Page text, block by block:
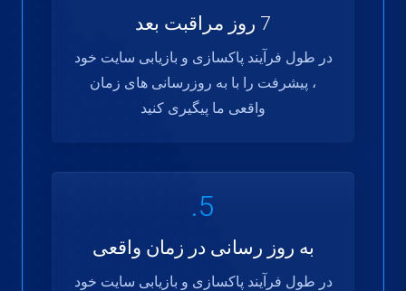
7 روز مراقبت بعد
در طول فرآیند پاکسازی و بازیابی سایت خود
، پیشرفت را با به روزرسانی های زمان
واقعی ما پیگیری کنید
5.
به روز رسانی در زمان واقعی
در طول فرآیند پاکسازی و بازیابی سایت خود